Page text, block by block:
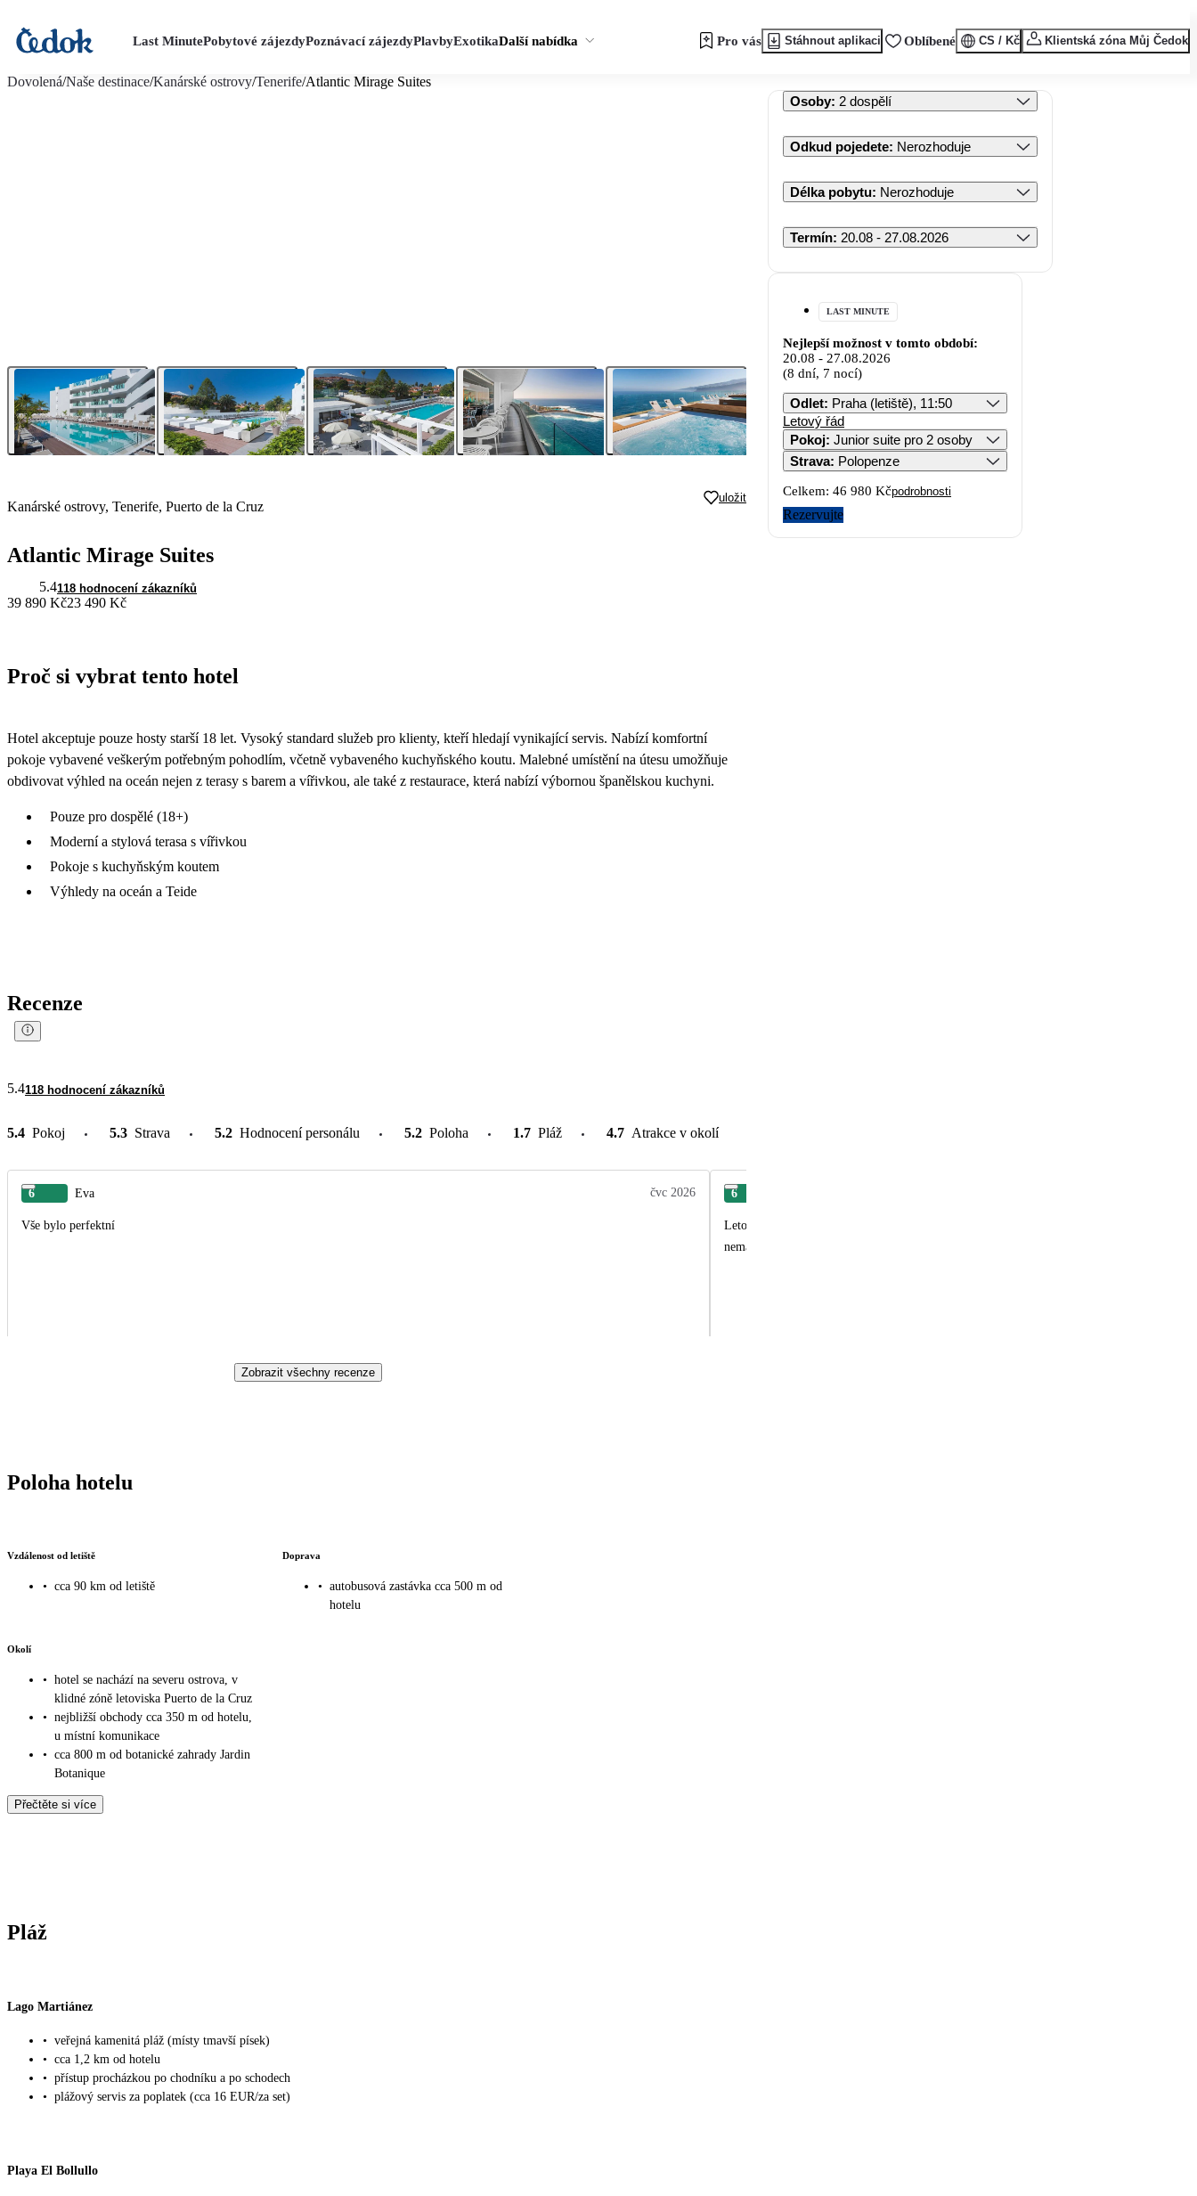
Last MinutePobytové zájezdyPoznávací zájezdyPlavbyExotikaDalší nabídka Pro vás Stáhnout aplikaci Oblíbené CS / Kč Klientská zóna Můj Čedok
Dovolená/Naše destinace/Kanárské ostrovy/Tenerife/Atlantic Mirage Suites
Kanárské ostrovy, Tenerife, Puerto de la Cruz
uložit
Atlantic Mirage Suites
5.4118 hodnocení zákazníků
39 890 Kč23 490 Kč
Proč si vybrat tento hotel
Hotel akceptuje pouze hosty starší 18 let. Vysoký standard služeb pro klienty, kteří hledají vynikající servis. Nabízí komfortní
pokoje vybavené veškerým potřebným pohodlím, včetně vybaveného kuchyňského koutu. Malebné umístění na útesu umožňuje
obdivovat výhled na oceán nejen z terasy s barem a vířivkou, ale také z restaurace, která nabízí výbornou španělskou kuchyni.
Pouze pro dospělé (18+)
Moderní a stylová terasa s vířivkou
Pokoje s kuchyňským koutem
Výhledy na oceán a Teide
Recenze
5.4118 hodnocení zákazníků
5.4 Pokoj 5.3 Strava 5.2 Hodnocení personálu 5.2 Poloha 1.7 Pláž 4.7 Atrakce v okolí
6 Eva čvc 2026
Vše bylo perfektní
6
Letos podruhé v tomto hotelu a stejně úžasné jako loni. Příští rok jedeme určitě znovu. Pan
nemáme co vytknout.
Zobrazit všechny recenze
Poloha hotelu
Vzdálenost od letiště
• cca 90 km od letiště
Doprava
• autobusová zastávka cca 500 m od
hotelu
Okolí
• hotel se nachází na severu ostrova, v
klidné zóně letoviska Puerto de la Cruz
• nejbližší obchody cca 350 m od hotelu,
u místní komunikace
• cca 800 m od botanické zahrady Jardin
Botanique
Přečtěte si více
Pláž
Lago Martiánez
• veřejná kamenitá pláž (místy tmavší písek)
• cca 1,2 km od hotelu
• přístup procházkou po chodníku a po schodech
• plážový servis za poplatek (cca 16 EUR/za set)
Playa El Bollullo
Osoby: 2 dospělí
Odkud pojedete: Nerozhoduje
Délka pobytu: Nerozhoduje
Termín: 20.08 - 27.08.2026
LAST MINUTE
Nejlepší možnost v tomto období:
20.08 - 27.08.2026
(8 dní, 7 nocí)
Odlet: Praha (letiště), 11:50
Letový řád
Pokoj: Junior suite pro 2 osoby
Strava: Polopenze
Celkem: 46 980 Kčpodrobnosti
Rezervujte